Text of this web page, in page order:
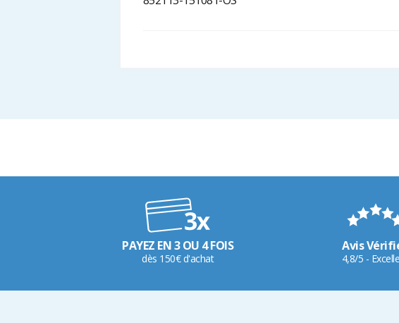
PAYEZ EN 3 OU 4 FOIS
dès 150€ d'achat
Avis
4,8/5 -